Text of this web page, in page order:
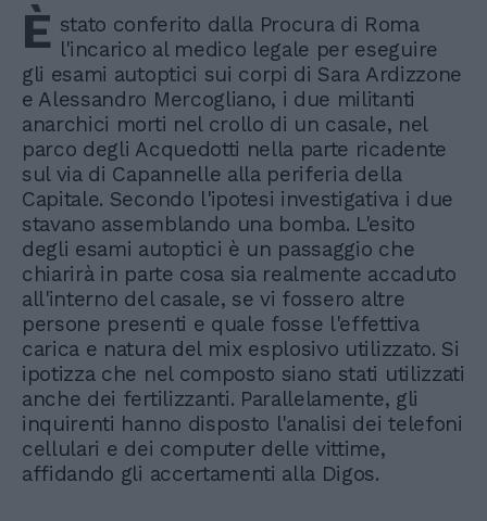
È stato conferito dalla Procura di Roma
l'incarico al medico legale per eseguire
gli esami autoptici sui corpi di Sara Ardizzone
e Alessandro Mercogliano, i due militanti
anarchici morti nel crollo di un casale, nel
parco degli Acquedotti nella parte ricadente
sul via di Capannelle alla periferia della
Capitale. Secondo l'ipotesi investigativa i due
stavano assemblando una bomba. L'esito
degli esami autoptici è un passaggio che
chiarirà in parte cosa sia realmente accaduto
all'interno del casale, se vi fossero altre
persone presenti e quale fosse l'effettiva
carica e natura del mix esplosivo utilizzato. Si
ipotizza che nel composto siano stati utilizzati
anche dei fertilizzanti. Parallelamente, gli
inquirenti hanno disposto l'analisi dei telefoni
cellulari e dei computer delle vittime,
affidando gli accertamenti alla Digos.